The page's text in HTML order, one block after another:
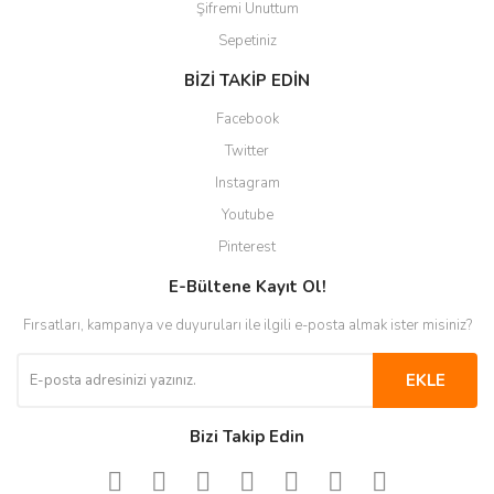
Şifremi Unuttum
Sepetiniz
BİZİ TAKİP EDİN
Facebook
Twitter
Instagram
Youtube
Pinterest
E-Bültene Kayıt Ol!
Fırsatları, kampanya ve duyuruları ile ilgili e-posta almak ister misiniz?
EKLE
Bizi Takip Edin